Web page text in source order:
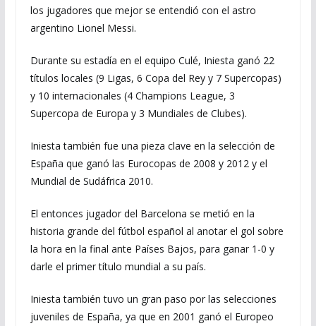
los jugadores que mejor se entendió con el astro
argentino Lionel Messi.
Durante su estadía en el equipo Culé, Iniesta ganó 22
títulos locales (9 Ligas, 6 Copa del Rey y 7 Supercopas)
y 10 internacionales (4 Champions League, 3
Supercopa de Europa y 3 Mundiales de Clubes).
Iniesta también fue una pieza clave en la selección de
España que ganó las Eurocopas de 2008 y 2012 y el
Mundial de Sudáfrica 2010.
El entonces jugador del Barcelona se metió en la
historia grande del fútbol español al anotar el gol sobre
la hora en la final ante Países Bajos, para ganar 1-0 y
darle el primer título mundial a su país.
Iniesta también tuvo un gran paso por las selecciones
juveniles de España, ya que en 2001 ganó el Europeo